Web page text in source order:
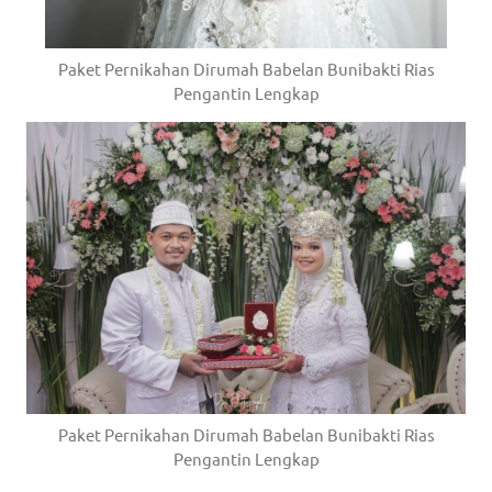
good
man
luxury
replica
watches.
men's
https://www.drugswatches.com.
Paket Pernikahan Dirumah Babelan Bunibakti Rias
Pengantin Lengkap
Paket Pernikahan Dirumah Babelan Bunibakti Rias
Pengantin Lengkap